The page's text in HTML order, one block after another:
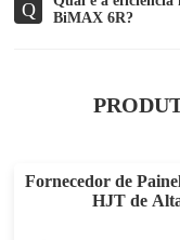
Q
BiMAX 6R?
Fornecedor de
HJT de